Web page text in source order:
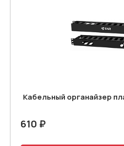
Кабельный органайзер
610 ₽